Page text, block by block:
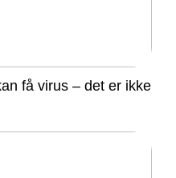
få virus – det er ikke